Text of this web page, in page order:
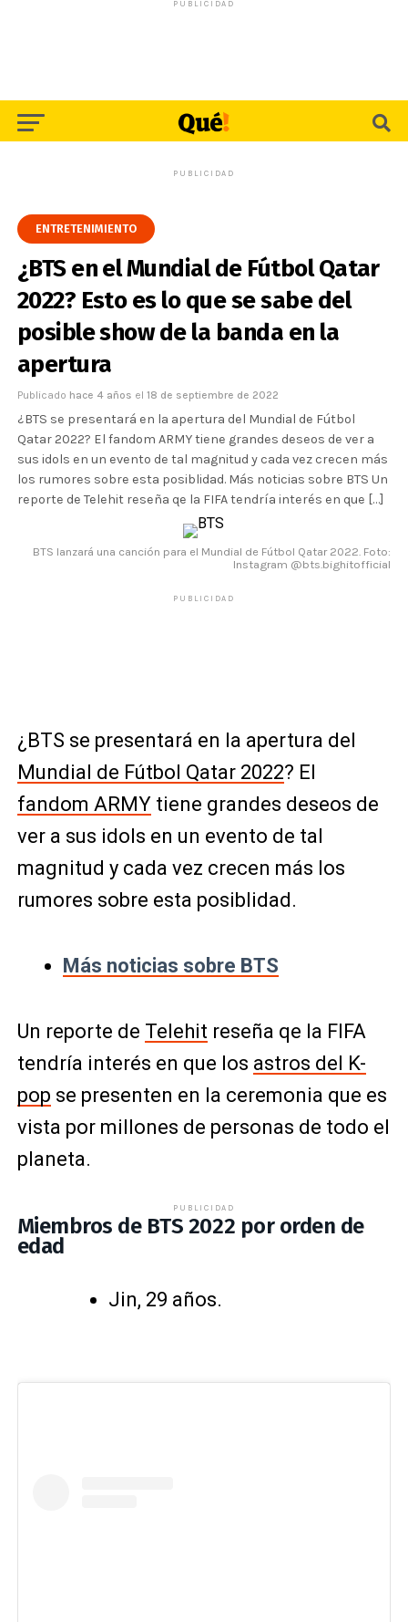
PUBLICIDAD
PUBLICIDAD
ENTRETENIMIENTO
¿BTS en el Mundial de Fútbol Qatar
2022? Esto es lo que se sabe del
posible show de la banda en la
apertura
Publicado hace 4 años el 18 de septiembre de 2022
¿BTS se presentará en la apertura del Mundial de Fútbol
Qatar 2022? El fandom ARMY tiene grandes deseos de ver a
sus idols en un evento de tal magnitud y cada vez crecen más
los rumores sobre esta posiblidad. Más noticias sobre BTS Un
reporte de Telehit reseña qe la FIFA tendría interés en que […]
BTS lanzará una canción para el Mundial de Fútbol Qatar 2022. Foto:
Instagram @bts.bighitofficial
PUBLICIDAD
¿BTS se presentará en la apertura del
Mundial de Fútbol Qatar 2022? El
fandom ARMYtiene grandes deseos de
ver a sus idols en un evento de tal
magnitud y cada vez crecen más los
rumores sobre esta posiblidad.
Más noticias sobre BTS
Un reporte de Telehit reseña qe la FIFA
tendría interés en que los astros del K-
pop se presenten en la ceremonia que es
vista por millones de personas de todo el
planeta.
PUBLICIDAD
Miembros de BTS 2022 por orden de
edad
Jin, 29 años.